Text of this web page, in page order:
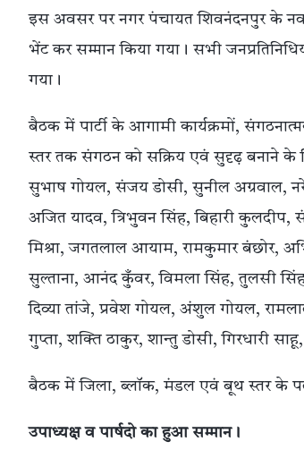
इस अवसर पर नगर पंचायत शिवनंदनपुर के
भेंट कर सम्मान किया गया। सभी
गया।
बैठक में पार्टी के आगामी कार्यक्रमों,
स्तर तक संगठन को सक्रिय एवं सुदृढ़ बनाने के
सुभाष गोयल, संजय डोसी, सुनील अग्रवाल,
अजित यादव, त्रिभुवन सिंह, बिहारी कुलदीप,
मिश्रा, जगतलाल आयाम, रामकुमार बंछोर,
सुल्ताना, आनंद कुँवर, विमला सिंह, तुलसी सिंह,
दिव्या तांजे, प्रवेश गोयल, अंशुल गोयल,
गुप्ता, शक्ति ठाकुर, शान्तु डोसी, गिरधारी
बैठक में जिला, ब्लॉक, मंडल एवं बूथ स्तर के
उपाध्यक्ष व पार्षदो का हुआ सम्मान।